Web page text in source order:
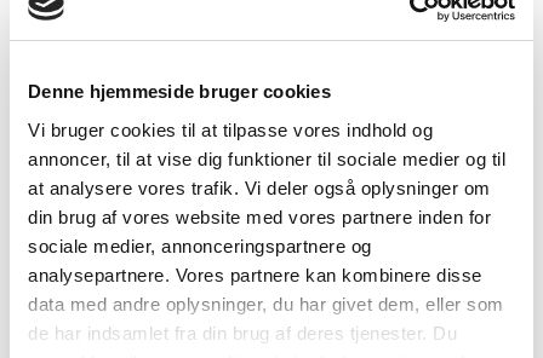
Denne hjemmeside bruger cookies
Vi bruger cookies til at tilpasse vores indhold og
annoncer, til at vise dig funktioner til sociale medier og til
at analysere vores trafik. Vi deler også oplysninger om
din brug af vores website med vores partnere inden for
sociale medier, annonceringspartnere og
analysepartnere. Vores partnere kan kombinere disse
data med andre oplysninger, du har givet dem, eller som
de har indsamlet fra din brug af deres tjenester. Du
Pohjoismaisten kielten tuntemus
1-3 oppituntia